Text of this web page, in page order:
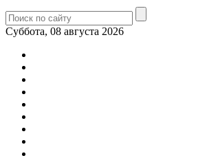
Суббота, 08 августа 2026